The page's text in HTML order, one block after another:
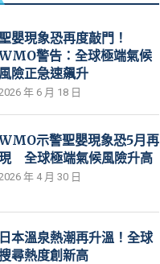
嬰現象恐再度敲門！
警告：全球極端氣候
風險正急速飆升
年 6 月 18 日
示警聖嬰現象恐5月再
全球極端氣候風險升高
年 4 月 30 日
日本溫泉熱潮再升溫！全球
尋熱度創新高